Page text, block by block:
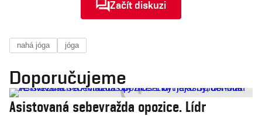
Začít diskuzi
nahá jóga jóga
Doporučujeme
Asistovaná sebevražda opozice. Lídr